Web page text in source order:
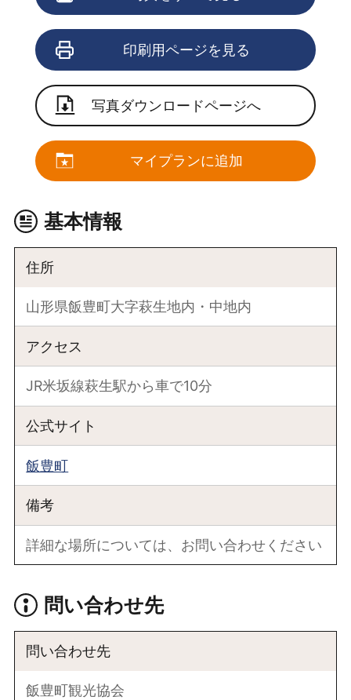
印刷用ページを見る
写真ダウンロードページへ
マイプランに追加
基本情報
住所
山形県飯豊町大字萩生地内・中地内
アクセス
JR米坂線萩生駅から車で10分
公式サイト
飯豊町
備考
詳細な場所については、お問い合わせください
問い合わせ先
問い合わせ先
飯豊町観光協会